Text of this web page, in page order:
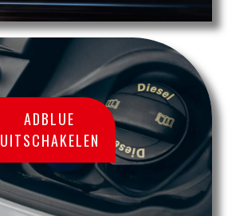
ADBLUE
UITSCHAKELEN